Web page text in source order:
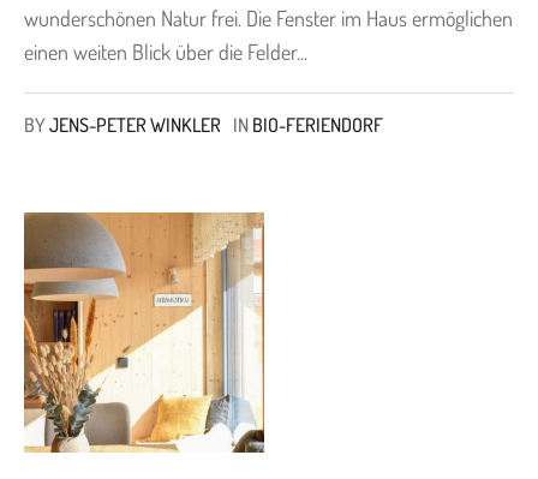
wunderschönen Natur frei. Die Fenster im Haus ermöglichen
einen weiten Blick über die Felder...
BYJENS-PETER WINKLER IN BIO-FERIENDORF